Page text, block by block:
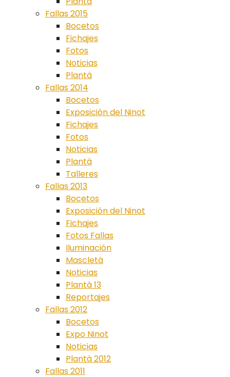
Fallas 2015
Bocetos
Fichajes
Fotos
Noticias
Plantà
Fallas 2014
Bocetos
Exposición del Ninot
Fichajes
Fotos
Noticias
Plantà
Talleres
Fallas 2013
Bocetos
Exposición del Ninot
Fichajes
Fotos Fallas
Iluminación
Mascletà
Noticias
Plantà 13
Reportajes
Fallas 2012
Bocetos
Expo Ninot
Noticias
Plantà 2012
Fallas 2011